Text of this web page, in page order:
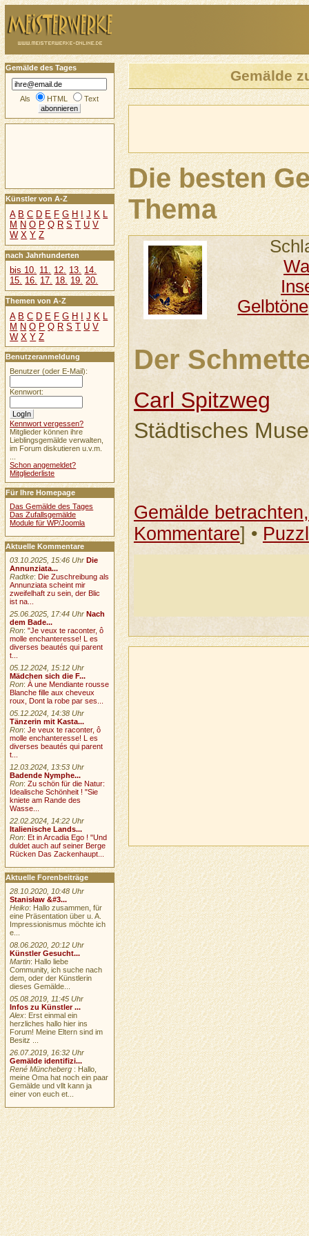
Gemälde
Die besten
Thema
Gelbtöne
Der
Carl Spitzweg
Städtisches
Gemälde
Kommentare] •
Gemälde des Tages
Als HTML Text
Künstler von A-Z
A B C D E F G H J K L
M N O P Q R S T U V
W X Y Z
nach Jahrhunderten
bis 10. 11. 12. 13. 14.
15. 16. 17. 18. 19. 20.
Themen von A-Z
A B C D E F G H I J K L
M N O P Q R S T U V
W X Y Z
Benutzeranmeldung
Benutzer (oder E-Mail):
Kennwort:
Kennwort vergessen?
Mitglieder können ihre
Lieblingsgemälde verwalten,
im Forum diskutieren u.v.m.
Schon angemeldet?
Mitgliederliste
Für Ihre Homepage
Das Gemälde des Tages
Das Zufallsgemälde
Module für WP/Joomla
Aktuelle Kommentare
03.10.2025, 15:46 Uhr Die
Annunziata...
Radtke: Die Zuschreibung als
Annunziata scheint mir
zweifelhaft zu sein, der Blic
ist na...
25.06.2025, 17:44 Uhr Nach
dem Bade...
Ron:"Je veux te raconter, ô
molle enchanteresse! L es
diverses beautés qui parent
t...
05.12.2024, 15:12 Uhr
Mädchen sich die F...
Ron:À une Mendiante rousse
Blanche fille aux cheveux
roux, Dont la robe par ses...
05.12.2024, 14:38 Uhr
Tänzerin mit Kasta...
Ron:Je veux te raconter, ô
molle enchanteresse! L es
diverses beautés qui parent
t...
12.03.2024, 13:53 Uhr
Badende Nymphe...
Ron:Zu schön für die Natur:
Idealische Schönheit ! "Sie
kniete am Rande des
Wasse...
22.02.2024, 14:22 Uhr
Italienische Lands...
Ron:Et in Arcadia Ego ! "Und
duldet auch auf seiner Berge
Rücken Das Zackenhaupt...
Aktuelle Forenbeiträge
28.10.2020, 10:48 Uhr
Stanisław &#3...
Heiko: Hallo zusammen, für
eine Präsentation über u. A.
Impressionismus möchte ich
e...
08.06.2020, 20:12 Uhr
Künstler Gesucht...
Martin: Hallo liebe
Community, ich suche nach
dem, oder der Künstlerin
dieses Gemälde...
05.08.2019, 11:45 Uhr
Infos zu Künstler ...
Alex: Erst einmal ein
herzliches hallo hier ins
Forum! Meine Eltern sind im
Besitz ...
26.07.2019, 16:32 Uhr
Gemälde identifizi...
René Müncheberg : Hallo,
meine Oma hat noch ein paar
Gemälde und vllt kann ja
einer von euch et...